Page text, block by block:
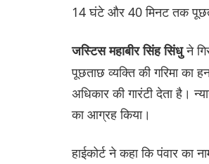
14 घंटे और 40 मिनट तक
जस्टिस महाबीर सिंह सिंधुने
पूछताछ व्यक्ति की गरिमा
अधिकार की गारंटी देता है।
का आग्रह किया।
हाईकोर्ट ने कहा कि पंवार